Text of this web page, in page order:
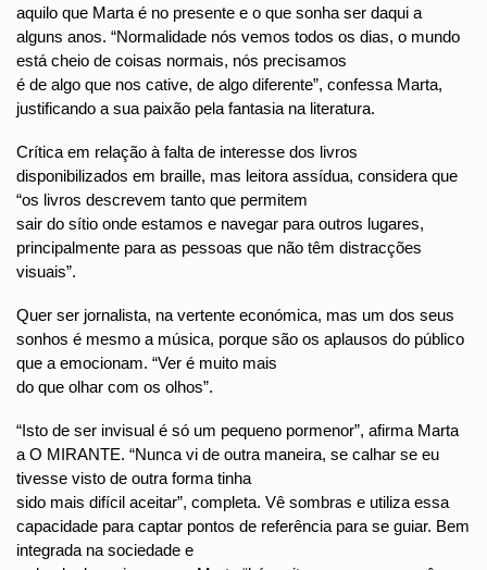
aquilo que Marta é no presente e o que sonha ser daqui a
alguns anos. “Normalidade nós vemos todos os dias, o mundo
está cheio de coisas normais, nós precisamos
é de algo que nos cative, de algo diferente”, confessa Marta,
justificando a sua paixão pela fantasia na literatura.
Crítica em relação à falta de interesse dos livros
disponibilizados em braille, mas leitora assídua, considera que
“os livros descrevem tanto que permitem
sair do sítio onde estamos e navegar para outros lugares,
principalmente para as pessoas que não têm distracções
visuais”.
Quer ser jornalista, na vertente económica, mas um dos seus
sonhos é mesmo a música, porque são os aplausos do público
que a emocionam. “Ver é muito mais
do que olhar com os olhos”.
“Isto de ser invisual é só um pequeno pormenor”, afirma Marta
a O MIRANTE. “Nunca vi de outra maneira, se calhar se eu
tivesse visto de outra forma tinha
sido mais difícil aceitar”, completa. Vê sombras e utiliza essa
capacidade para captar pontos de referência para se guiar. Bem
integrada na sociedade e